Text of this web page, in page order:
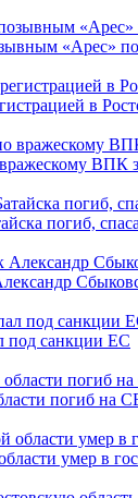
«Арес»
в
ВПК
погиб,
под санкции ЕС
погиб на
умер в